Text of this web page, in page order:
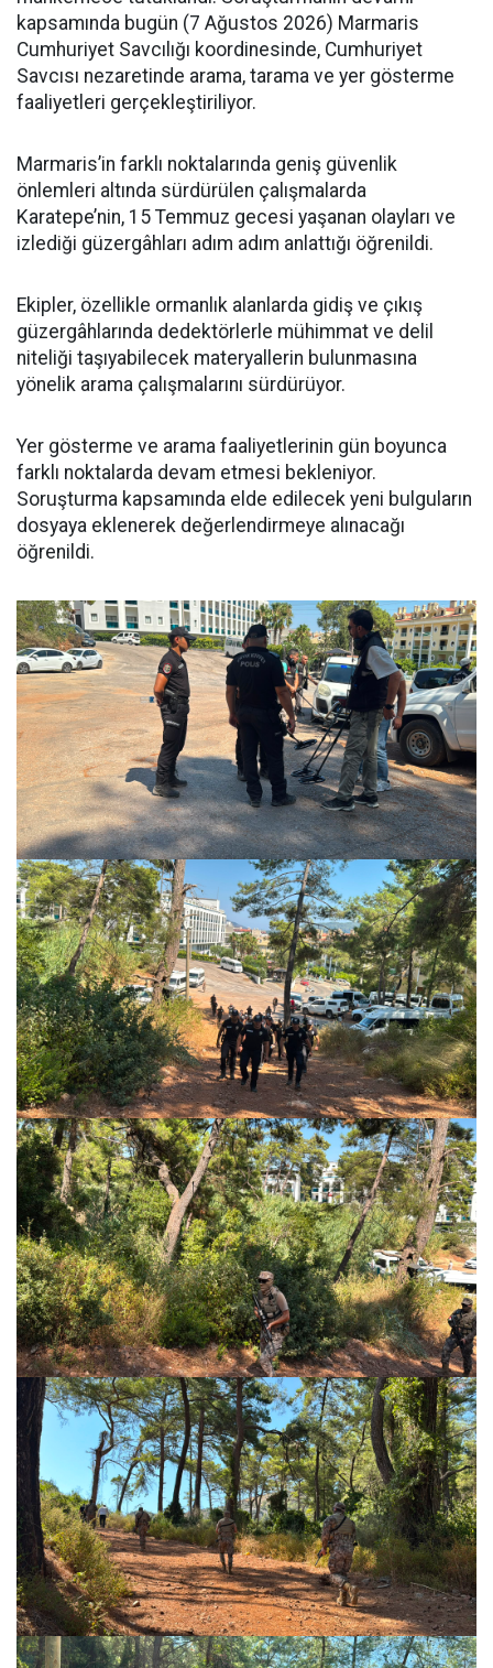
kapsamında bugün (7 Ağustos 2026) Marmaris
Cumhuriyet Savcılığı koordinesinde, Cumhuriyet
Savcısı nezaretinde arama, tarama ve yer gösterme
faaliyetleri gerçekleştiriliyor.
Marmaris’in farklı noktalarında geniş güvenlik
önlemleri altında sürdürülen çalışmalarda
Karatepe’nin, 15 Temmuz gecesi yaşanan olayları ve
izlediği güzergâhları adım adım anlattığı öğrenildi.
Ekipler, özellikle ormanlık alanlarda gidiş ve çıkış
güzergâhlarında dedektörlerle mühimmat ve delil
niteliği taşıyabilecek materyallerin bulunmasına
yönelik arama çalışmalarını sürdürüyor.
Yer gösterme ve arama faaliyetlerinin gün boyunca
farklı noktalarda devam etmesi bekleniyor.
Soruşturma kapsamında elde edilecek yeni bulguların
dosyaya eklenerek değerlendirmeye alınacağı
öğrenildi.